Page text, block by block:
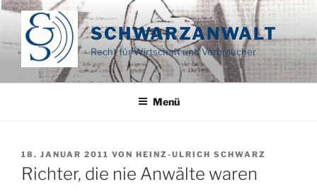
Zum
springen
SCHWARZANWALT
Recht für Wirtschaft und Verbraucher
Menü
VERÖFFENTLICHT
AM
18. JANUAR 2011 VON HEINZ-ULRICH SCHWARZ
Richter, die nie Anwälte waren